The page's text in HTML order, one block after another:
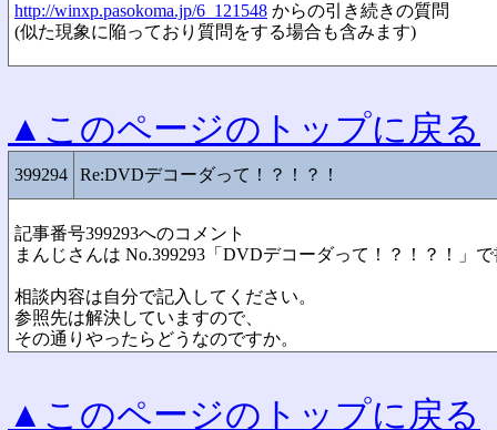
http://winxp.pasokoma.jp/6_121548 からの引き続きの質問
(似た現象に陥っており質問をする場合も含みます)
▲このページのトップに戻る
399294 Re:DVDデコーダって！？！？！
記事番号399293へのコメント
まんじさんは No.399293「DVDデコーダって！？！？！」
相談内容は自分で記入してください。
参照先は解決していますので、
その通りやったらどうなのですか。
▲このページのトップに戻る